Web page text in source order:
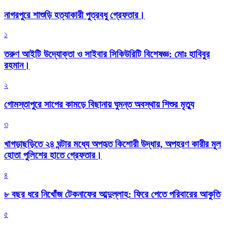
নাগরপুরে শাশুড়ি হত্যাকারী পুত্রবধু গ্রেফতার।
১
তরুণ আইটি উদ্যোক্তা ও সাইবার সিকিউরিটি বিশেষজ্ঞ: মোঃ হাবিবুর
রহমান।
২
গোমস্তাপুরে সাপের কামড়ে বিছানায় ঘুমন্ত অবস্থায় শিশুর মৃত্যু
৩
খাগড়াছড়িতে ২৪ ঘন্টার মধ্যে অপহৃত কিশোরী উদ্ধার, অপহরণ কারীর মূল
হোতা পুলিশের হাতে গ্রেফতার।
৪
৮ বছর ধরে নিখোঁজ টেকনাফের আব্দুল্লাহ: ফিরে পেতে পরিবারের আকুতি
৫